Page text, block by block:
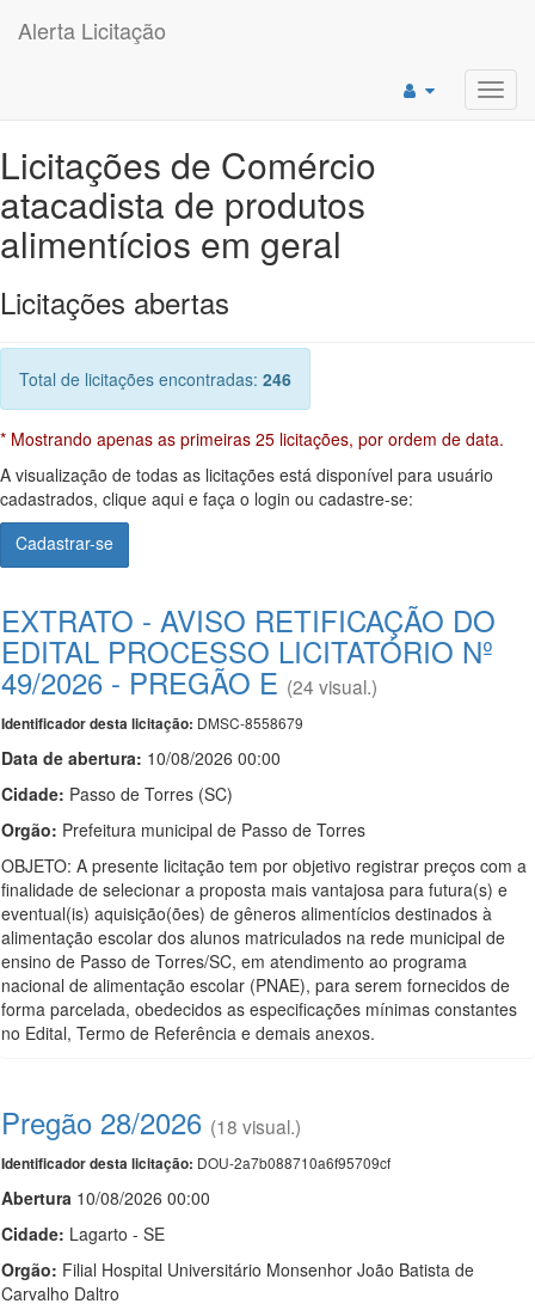
Alerta Licitação
Licitações de Comércio
atacadista de produtos
alimentícios em geral
Licitações abertas
Total de licitações encontradas: 246
* Mostrando apenas as primeiras 25 licitações, por ordem de data.
A visualização de todas as licitações está disponível para usuário
cadastrados, clique aqui e faça o login ou cadastre-se:
Cadastrar-se
EXTRATO - AVISO RETIFICAÇÃO DO
EDITAL PROCESSO LICITATÓRIO Nº
49/2026 - PREGÃO E (24 visual.)
Identificador desta licitação: DMSC-8558679
Data de abertura: 10/08/2026 00:00
Cidade: Passo de Torres (SC)
Orgão: Prefeitura municipal de Passo de Torres
OBJETO: A presente licitação tem por objetivo registrar preços com a
finalidade de selecionar a proposta mais vantajosa para futura(s) e
eventual(is) aquisição(ões) de gêneros alimentícios destinados à
alimentação escolar dos alunos matriculados na rede municipal de
ensino de Passo de Torres/SC, em atendimento ao programa
nacional de alimentação escolar (PNAE), para serem fornecidos de
forma parcelada, obedecidos as especificações mínimas constantes
no Edital, Termo de Referência e demais anexos.
Pregão 28/2026 (18 visual.)
Identificador desta licitação: DOU-2a7b088710a6f95709cf
Abertura 10/08/2026 00:00
Cidade: Lagarto - SE
Orgão: Filial Hospital Universitário Monsenhor João Batista de
Carvalho Daltro